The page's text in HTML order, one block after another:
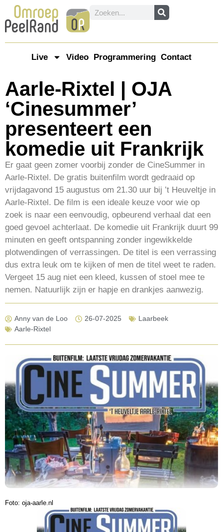
Live Video Programmering Contact
Aarle-Rixtel | OJA
‘Cinesummer’
presenteert een
komedie uit Frankrijk
Er gaat geen zomer voorbij zonder de CineSummer in
Aarle-Rixtel. De gratis buitenfilm wordt gedraaid op
vrijdagavond 15 augustus om 21.30 uur bij ’t Heuveltje in
Aarle-Rixtel. De film is een ideale keuze voor wie op
zoek is naar een eenvoudig, opbeurend verhaal dat een
goed gevoel achterlaat. De komedie uit Frankrijk duurt 99
minuten en geeft ontspanning zonder ingewikkelde
plotwendingen of verrassingen. De titel is een verrassing
dus extra leuk om te kijken of men de titel weet te raden.
Vergeet 15 aug niet een kleed, kussen of stoel mee te
nemen. Natuurlijk zijn er hapje en drankjes aanwezig.
Anny van de Loo 26-07-2025
Laarbeek
Aarle-Rixtel
Foto: oja-aarle.nl